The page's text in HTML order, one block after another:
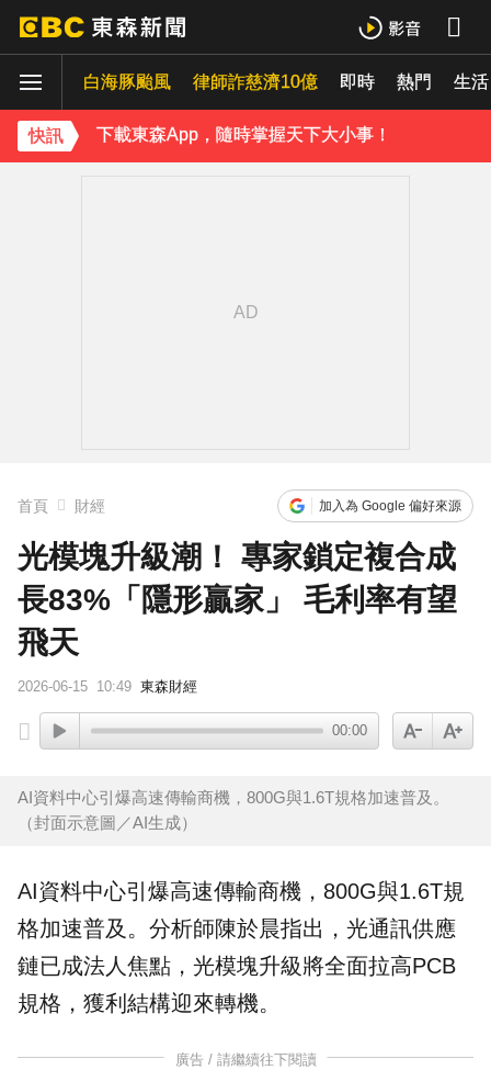
白海豚颱風 律師詐慈濟10億 即時 熱門 生活
快訊
下載東森App，隨時掌握天下大小事！
首頁 財經 加入為 Google 偏好來源
光模塊升級潮！ 專家鎖定複合成
長83%「隱形贏家」 毛利率有望
飛天
2026-06-15 10:49 東森財經
00:00
AI資料中心引爆高速傳輸商機，800G與1.6T規格加速普及。
（封面示意圖／AI生成）
AI資料中心引爆高速傳輸商機，800G與1.6T規
格加速普及。分析師陳於晨指出，光通訊供應
鏈已成法人焦點， 光模塊升級將全面拉高PCB
規格，獲利結構迎來轉機。
廣告 / 請繼續往下閱讀